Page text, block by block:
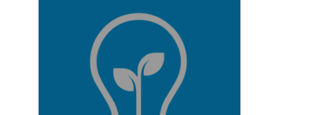
Resultado 3
Juventudes
participan
en la creación y
fortalecimiento